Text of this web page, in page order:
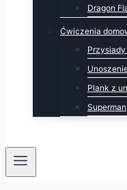
Dragon
Ćwiczenia
Plank z
Superman